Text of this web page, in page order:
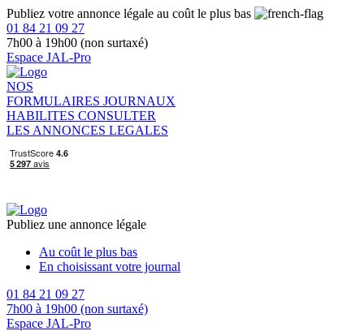
Publiez votre annonce légale au coût le plus bas
01 84 21 09 27
7h00 à 19h00 (non surtaxé)
Espace JAL-Pro
NOS
FORMULAIRES JOURNAUX
HABILITES CONSULTER
LES ANNONCES LEGALES
Publiez une annonce légale
Au coût le plus bas
En choisissant votre journal
01 84 21 09 27
7h00 à 19h00 (non surtaxé)
Espace JAL-Pro